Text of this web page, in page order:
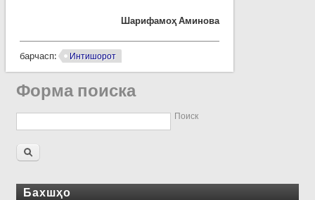
Шарифамоҳ Аминова
барчасп: Интишорот
Форма поиска
Поиск
Бахшҳо